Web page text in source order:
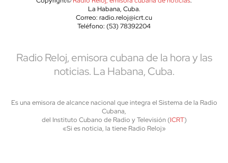
La Habana, Cuba.
Correo: radio.reloj@icrt.cu
Teléfono: (53) 78392204
Radio Reloj, emisora cubana de la hora y las
noticias. La Habana, Cuba.
Es una emisora de alcance nacional que integra el Sistema de la Radio
Cubana,
del Instituto Cubano de Radio y Televisión (ICRT)
«Si es noticia, la tiene Radio Reloj»